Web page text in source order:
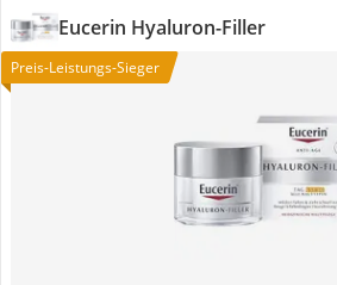
Eucerin Hyaluron-Filler
Preis-Leistungs-Sieger